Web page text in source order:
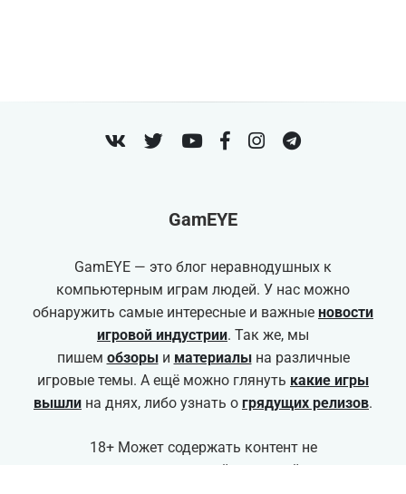
GamEYE
GamEYE — это блог неравнодушных к
компьютерным играм людей. У нас можно
обнаружить самые интересные и важные новости
игровой индустрии. Так же, мы
пишем обзорыи материалына различные
игровые темы. А ещё можно глянуть какие игры
вышли на днях, либо узнать о грядущих релизов.
18+ Может содержать контент не
соответствующий для детей